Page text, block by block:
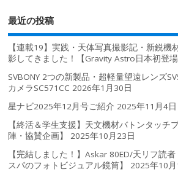
最近の投稿
【連載19】実践・天体写真撮影記・新鋭機
影してきました！【Gravity Astro日本初登場
SVBONY 2つの新製品・超軽量望遠レンズ
カメラSC571CC 2026年1月30日
星ナビ2025年12月号ご紹介 2025年11月4日
【終活＆学生支援】天文機材バトンタッチ
陣・協賛企画】
2025年10月23日
【完結しました！】Askar 80ED/天リフ読
スパのフォトビジュアル鏡筒】
2025年10